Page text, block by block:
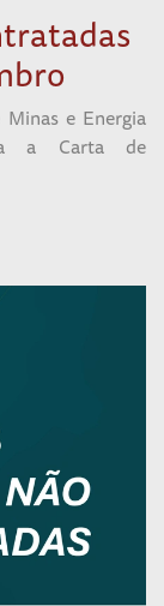
e Energia
a Carta de